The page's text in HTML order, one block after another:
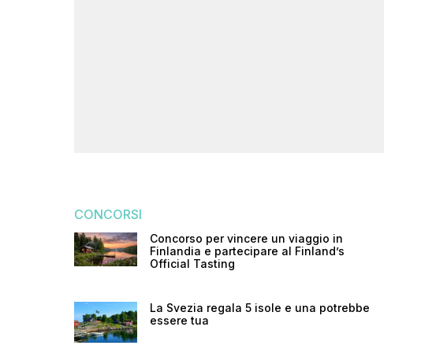
CONCORSI
Concorso per vincere un viaggio in
Finlandia e partecipare al Finland’s
Official Tasting
La Svezia regala 5 isole e una potrebbe
essere tua